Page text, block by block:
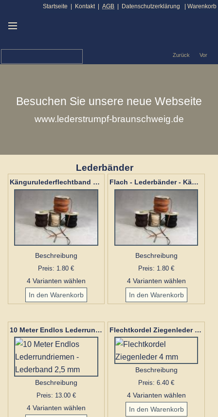
Besuchen Sie unsere neue Webseite
www.lederstrumpf-braunschweig.de
Startseite | Kontakt | AGB | Datenschutzerklärung Warenkorb
Lederbänder
Kängurulederflechtband 2 mm
Beschreibung
Preis: 1.80 €
4 Varianten wählen
Flach - Lederbänder - Känguru 2 mm
Beschreibung
Preis: 1.80 €
4 Varianten wählen
10 Meter Endlos Lederrundriemen - Lederband 2,5 mm
Beschreibung
Preis: 13.00 €
4 Varianten wählen
Flechtkordel Ziegenleder 4 mm
Beschreibung
Preis: 6.40 €
4 Varianten wählen
Zurück Vor